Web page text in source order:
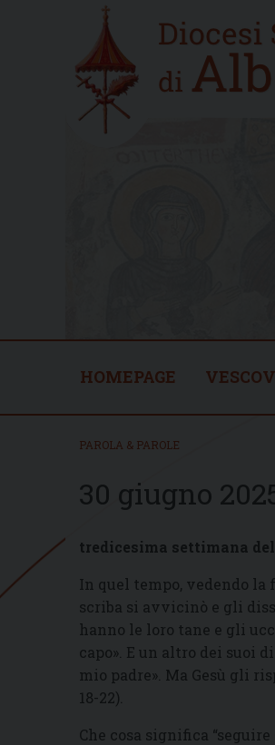
Home
new
HOMEPAGE
PAROLA & PAROLE
30 giugno
tredicesima settimana
In quel tempo, vedendo la
scriba si avvicinò e gli
hanno le loro tane e gli
capo». E un altro dei suoi
mio padre». Ma Gesù gli
18-22).
Che cosa significa